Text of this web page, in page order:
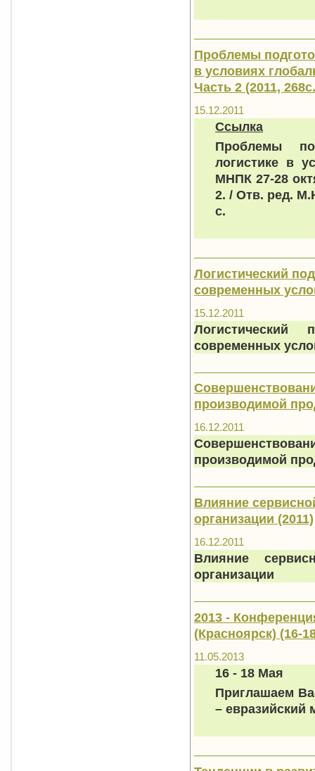
Проблемы
в условиях
Часть 2 (2011,
15.12.2011
Ссылка
Проблемы
логистике в
МНПК 27-28
2. / Отв. ред.
с.
Логистический
современных
15.12.2011
современных
производимой
16.12.2011
производимой
Влияние
организации (2011)
16.12.2011
Влияние
организации
2013 -
(Красноярск) (16-
11.05.2013
16 - 18 Мая
Приглашаем
– евразийский